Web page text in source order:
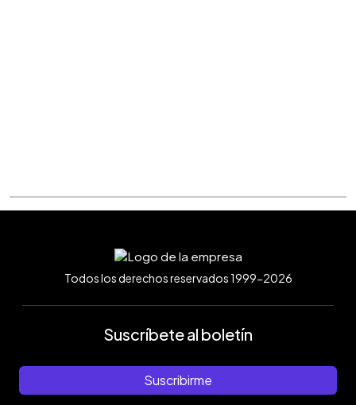
Todos los derechos reservados 1999-2026
Suscríbete al boletín
Suscribirme